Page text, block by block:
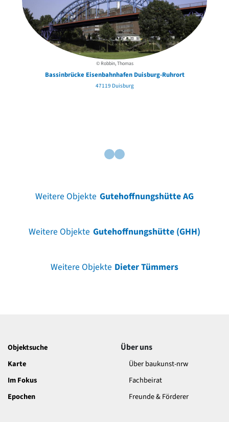
© Robbin, Thomas
Bassinbrücke Eisenbahnhafen Duisburg-Ruhrort
47119 Duisburg
Weitere Objekte Gutehoffnungshütte AG
Weitere Objekte Gutehoffnungshütte (GHH)
Weitere Objekte Dieter Tümmers
Objektsuche
Karte
Im Fokus
Epochen
Über uns
Über baukunst-nrw
Fachbeirat
Freunde & Förderer